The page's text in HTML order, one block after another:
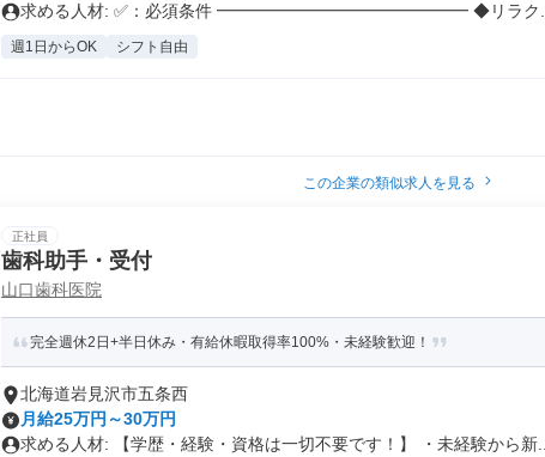
求める人材: ✅：必須条件 ━━━━━━━━━━━━━━━ ◆リラク
週1日からOK シフト自由
この企業の類似求人を見る
正社員
歯科助手・受付
山口歯科医院
完全週休2日+半日休み・有給休暇取得率100%・未経験歓迎！
北海道岩見沢市五条西
月給25万円～30万円
求める人材: 【学歴・経験・資格は一切不要です！】 ・未経験から新